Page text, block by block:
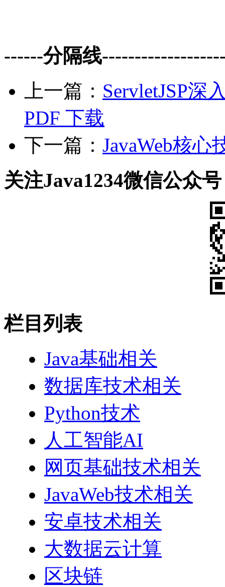
------分隔线
上一篇： ServletJSP深
PDF 下载
下一篇： JavaWeb核心
关注Java1234微信公众号
栏目列表
Java基础相关
数据库技术相关
Python技术
人工智能AI
网页基础技术相关
JavaWeb技术相关
安卓技术相关
大数据云计算
区块链